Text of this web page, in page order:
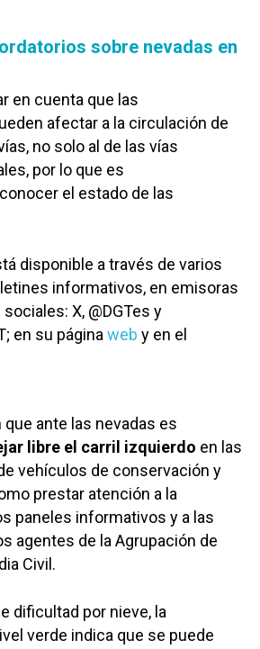
sobre nevadas en
en cuenta que las
afectar a la circulación de
no solo al de las vías
por lo que es
el estado de las
disponible a través de varios
informativos, en emisoras
X, @DGTes y
en su página web y en el
que ante las nevadas es
libre el carril izquierdo en las
vehículos de conservación y
prestar atención a la
paneles informativos y a las
agentes de la Agrupación de
Civil.
dificultad por nieve, la
verde indica que se puede